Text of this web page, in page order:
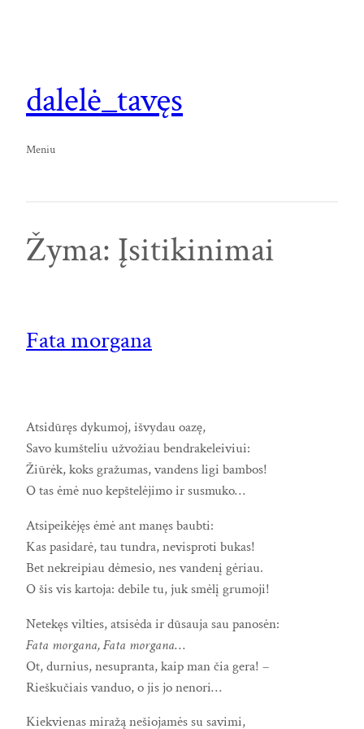
dalelė_tavęs
Meniu
Žyma: Įsitikinimai
Fata morgana
Atsidūręs dykumoj, išvydau oazę,
Savo kumšteliu užvožiau bendrakeleiviui:
Žiūrėk, koks gražumas, vandens ligi bambos!
O tas ėmė nuo kepštelėjimo ir susmuko…
Atsipeikėjęs ėmė ant manęs baubti:
Kas pasidarė, tau tundra, nevisproti bukas!
Bet nekreipiau dėmesio, nes vandenį gėriau.
O šis vis kartoja: debile tu, juk smėlį grumoji!
Netekęs vilties, atsisėda ir dūsauja sau panosėn:
Fata morgana, Fata morgana…
Ot, durnius, nesupranta, kaip man čia gera! –
Rieškučiais vanduo, o jis jo nenori…
Kiekvienas miražą nešiojamės su savimi,